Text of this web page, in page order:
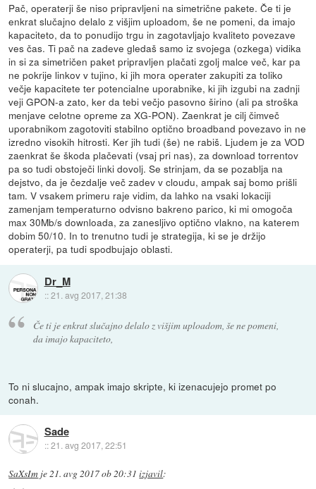
Pač, operaterji še niso pripravljeni na simetrične pakete. Če ti je
enkrat slučajno delalo z višjim uploadom, še ne pomeni, da imajo
kapaciteto, da to ponudijo trgu in zagotavljajo kvaliteto povezave
ves čas. Ti pač na zadeve gledaš samo iz svojega (ozkega) vidika
in si za simetričen paket pripravljen plačati zgolj malce več, kar pa
ne pokrije linkov v tujino, ki jih mora operater zakupiti za toliko
večje kapacitete ter potencialne uporabnike, ki jih izgubi na zadnji
veji GPON-a zato, ker da tebi večjo pasovno širino (ali pa stroška
menjave celotne opreme za XG-PON). Zaenkrat je cilj čimveč
uporabnikom zagotoviti stabilno optično broadband povezavo in ne
izredno visokih hitrosti. Ker jih tudi (še) ne rabiš. Ljudem je za VOD
zaenkrat še škoda plačevati (vsaj pri nas), za download torrentov
pa so tudi obstoječi linki dovolj. Se strinjam, da se pozablja na
dejstvo, da je čezdalje več zadev v cloudu, ampak saj bomo prišli
tam. V vsakem primeru raje vidim, da lahko na vsaki lokaciji
zamenjam temperaturno odvisno bakreno parico, ki mi omogoča
max 30Mb/s downloada, za zanesljivo optično vlakno, na katerem
dobim 50/10. In to trenutno tudi je strategija, ki se je držijo
operaterji, pa tudi spodbujajo oblasti.
Dr_M
::21. avg 2017, 21:38
Če ti je enkrat slučajno delalo z višjim uploadom, še ne pomeni,
da imajo kapaciteto,
To ni slucajno, ampak imajo skripte, ki izenacujejo promet po
conah.
Sade
::21. avg 2017, 22:51
SaXsIm je21. avg 2017 ob 20:31 izjavil: